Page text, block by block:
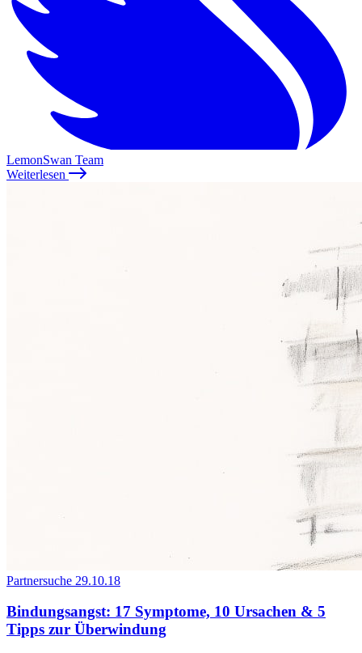
LemonSwan Team
Weiterlesen
Partnersuche 29.10.18
Bindungsangst: 17 Symptome, 10 Ursachen & 5
Tipps zur Überwindung